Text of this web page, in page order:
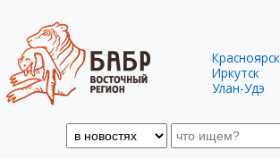
Красноярск
Иркутск
Улан-Удэ